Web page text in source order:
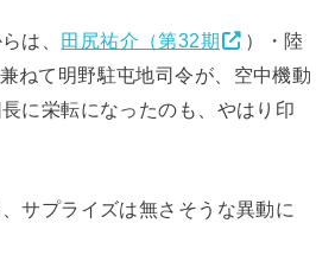
は、 田尻祐介（第32期
）・陸
ねて明野駐屯地司令が、空中機動
に栄転になったのも、やはり印
サプライズは無さそうな異動に